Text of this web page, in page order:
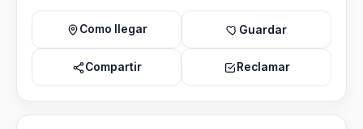
Como llegar Guardar
Compartir Reclamar